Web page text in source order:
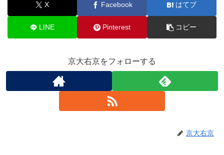
X Facebook はてブ
LINE Pinterest コピー
京大右京をフォローする
京大右京